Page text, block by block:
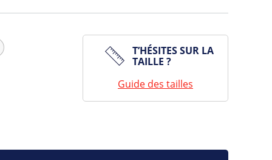
T’HÉSITES SUR LA
TAILLE ?
Guide des tailles